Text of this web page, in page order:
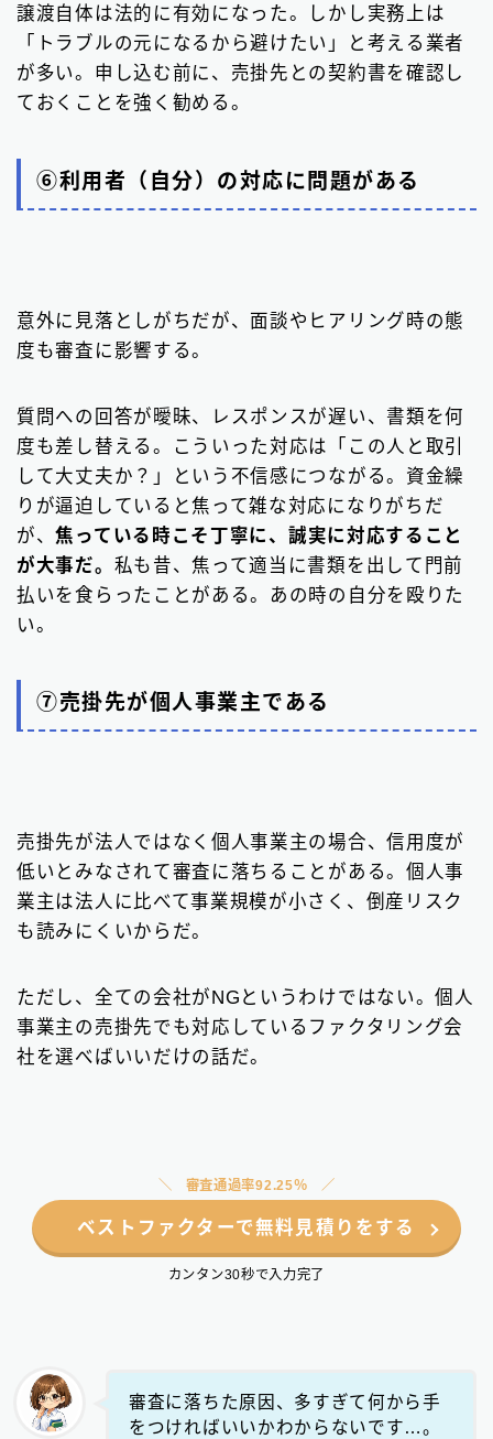
譲渡自体は法的に有効になった。しかし実務上は
「トラブルの元になるから避けたい」と考える業者
が多い。申し込む前に、売掛先との契約書を確認し
ておくことを強く勧める。
⑥利用者（自分）の対応に問題がある
意外に見落としがちだが、面談やヒアリング時の態
度も審査に影響する。
質問への回答が曖昧、レスポンスが遅い、書類を何
度も差し替える。こういった対応は「この人と取引
して大丈夫か？」という不信感につながる。資金繰
りが逼迫していると焦って雑な対応になりがちだ
が、焦っている時こそ丁寧に、誠実に対応すること
が大事だ。 私も昔、焦って適当に書類を出して門前
払いを食らったことがある。あの時の自分を殴りた
い。
⑦売掛先が個人事業主である
売掛先が法人ではなく個人事業主の場合、信用度が
低いとみなされて審査に落ちることがある。個人事
業主は法人に比べて事業規模が小さく、倒産リスク
も読みにくいからだ。
ただし、全ての会社がNGというわけではない。個人
事業主の売掛先でも対応しているファクタリング会
社を選べばいいだけの話だ。
審査通過率92.25％
ベストファクターで無料見積りをする
カンタン30秒で入力完了
審査に落ちた原因、多すぎて何から手
をつければいいかわからないです…。